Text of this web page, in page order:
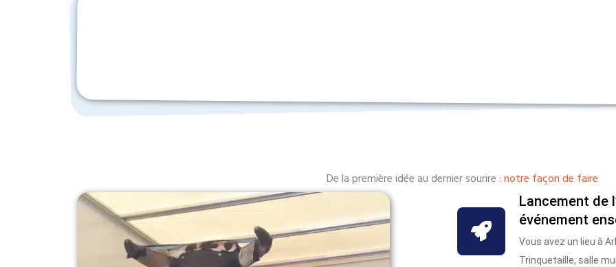
De la première idée au dernier sourire : notre façon de faire
Lancement de
événement
Vous avez un lieu à
Trinquetaille, salle